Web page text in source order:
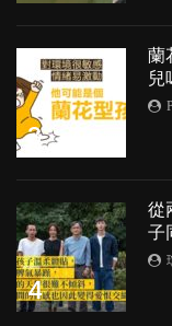
3
蘭
兒
4
從
子